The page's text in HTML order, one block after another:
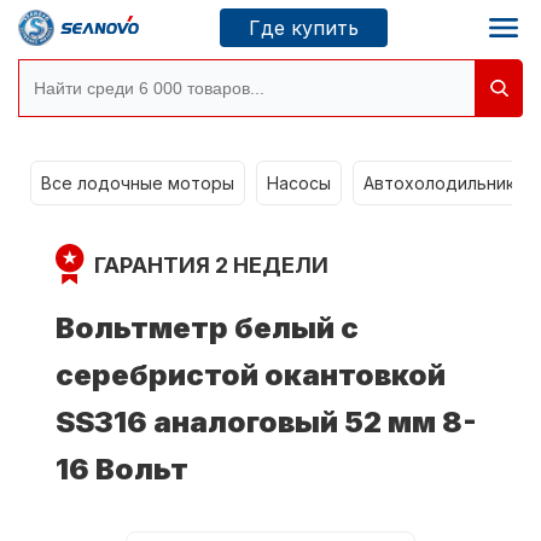
Где купить
Новосибирск
Где купить
Сервисные центры
Моторы SEANOVO
Все лодочные моторы Насосы Автохолодильники
ГАРАНТИЯ 2 НЕДЕЛИ
Вольтметр белый с
серебристой окантовкой
SS316 аналоговый 52 мм 8-
16 Вольт